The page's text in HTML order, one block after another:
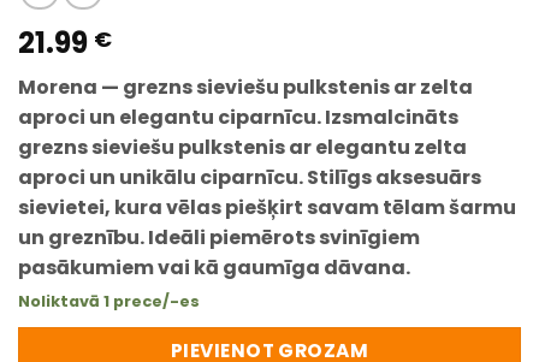
21.99 €
Morena — grezns sieviešu pulkstenis ar zelta
aproci un elegantu ciparnīcu.Izsmalcināts
grezns sieviešu pulkstenisar elegantu zelta
aproci un unikālu ciparnīcu. Stilīgs aksesuārs
sievietei, kura vēlas piešķirt savam tēlam šarmu
un greznību. Ideāli piemērots svinīgiem
pasākumiem vai kā gaumīga dāvana.
Noliktavā 1 prece/-es
PIEVIENOT GROZAM